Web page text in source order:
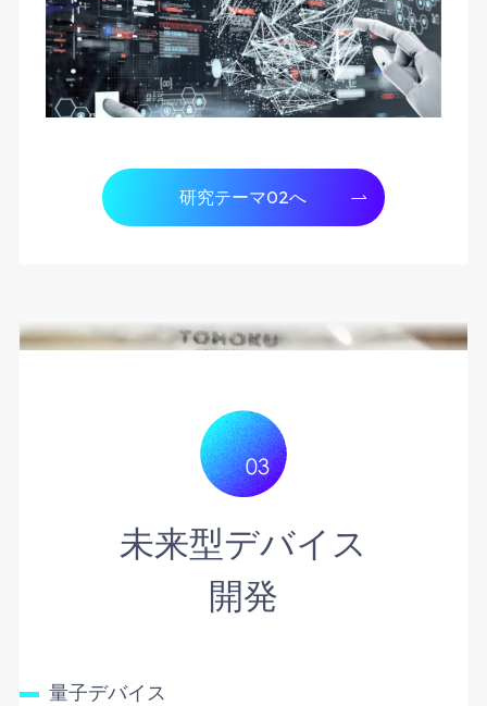
研究テーマ02へ
未来型デバイス
開発
量子デバイス